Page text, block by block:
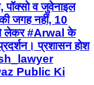
पॉक्सो व जुवेनाइल
जगह नहीं, 10
लेकर #Arwal के
प्रशासन होश
Public Ki